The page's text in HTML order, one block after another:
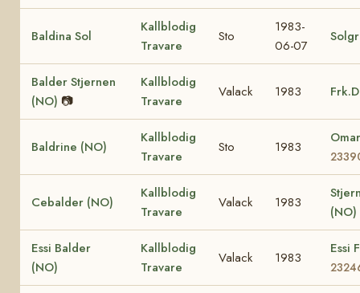
Baldina Sol
Kallblodig
Travare
Sto
1983-
06-07
Balder Stjernen
(NO) 📷
Kallblodig
Travare
Valack 1983
Baldrine (NO)
Kallblodig
Travare
Sto 1983
Cebalder (NO)
Kallblodig
Travare
Valack 1983
(NO)
Essi Balder
(NO)
Kallblodig
Travare
Valack 1983
Essi